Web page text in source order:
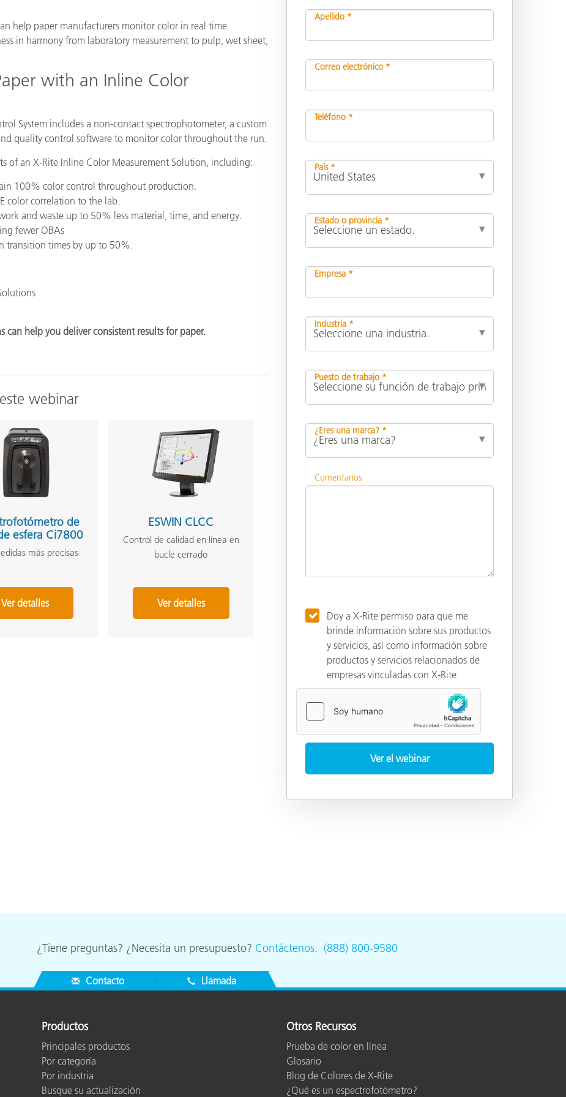
Materiales de Construcción
help paper manufacturers monitor color in real time
in harmony from laboratory measurement to pulp, wet sheet,
with an Inline Color
System includes a non-contact spectrophotometer, a custom
quality control software to monitor color throughout the run.
of an X-Rite Inline Color Measurement Solution, including:
100% color control throughout production.
color correlation to the lab.
and waste up to 50% less material, time, and energy.
fewer OBAs
transition times by up to 50%.
can help you deliver consistent results for paper.
webinar
de
esfera Ci7800
más precisas
Ver detalles
ESWIN CLCC
Control de calidad en línea en
bucle cerrado
Ver detalles
Apellido *
Correo electrónico *
Teléfono *
País *
Estado o provincia *
Empresa *
Industria *
Puesto de trabajo *
¿Eres una marca? *
Comentarios
Doy a X-Rite permiso para que me
brinde información sobre sus productos
y servicios, así como información sobre
productos y servicios relacionados de
empresas vinculadas con X-Rite.
¿Tiene preguntas? ¿Necesita un presupuesto? Contáctenos. (888) 800-9580
Contacto Llamada
Productos
Principales productos
Por categoría
Por industria
Busque su actualización
Otros Recursos
Prueba de color en línea
Glosario
Blog de Colores de X-Rite
¿Qué es un espectrofotómetro?